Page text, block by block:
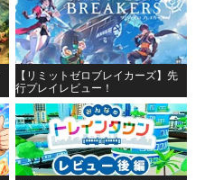
【リミットゼロブレイカーズ】先
行プレイレビュー！